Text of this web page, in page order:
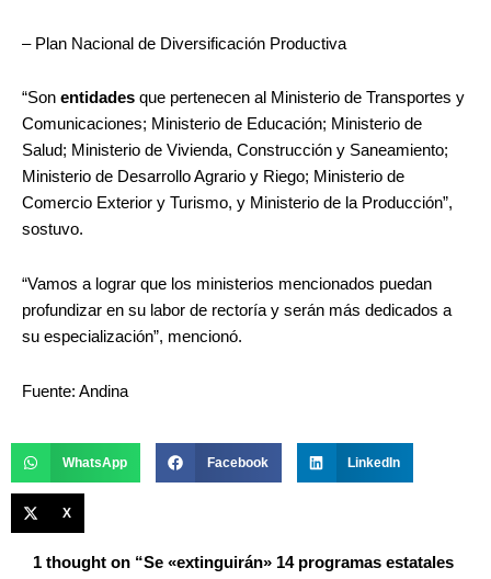
– Plan Nacional de Diversificación Productiva
“Son entidades que pertenecen al Ministerio de Transportes y
Comunicaciones; Ministerio de Educación; Ministerio de
Salud; Ministerio de Vivienda, Construcción y Saneamiento;
Ministerio de Desarrollo Agrario y Riego; Ministerio de
Comercio Exterior y Turismo, y Ministerio de la Producción”,
sostuvo.
“Vamos a lograr que los ministerios mencionados puedan
profundizar en su labor de rectoría y serán más dedicados a
su especialización”, mencionó.
Fuente: Andina
WhatsApp Facebook LinkedIn
X
1 thought on “Se «extinguirán» 14 programas estatales